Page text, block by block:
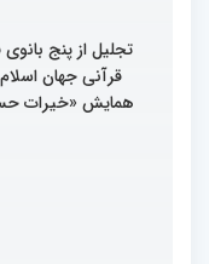
تجلیل از پنج بانوی
قرآنی جهان
همایش «خیرات